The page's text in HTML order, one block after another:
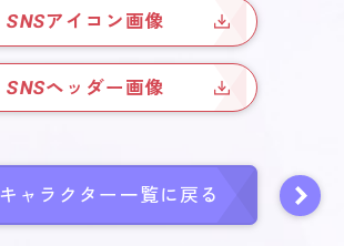
SNSアイコン画像
SNSヘッダー画像
キャラクター一覧に戻る